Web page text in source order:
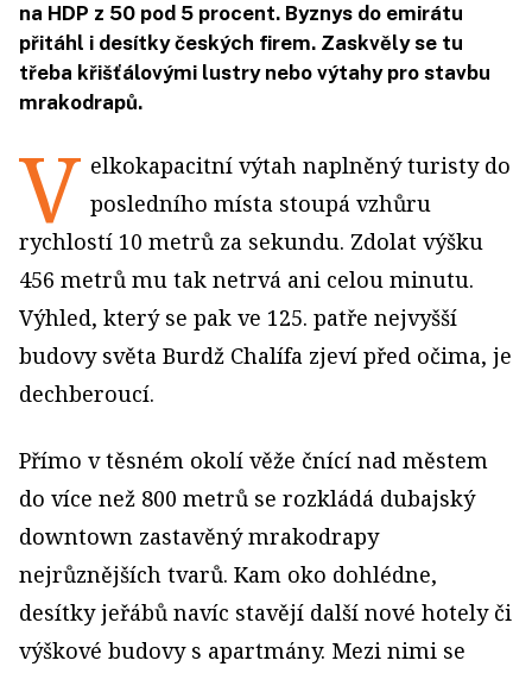
na HDP z 50 pod 5 procent. Byznys do emirátu
přitáhl i desítky českých firem. Zaskvěly se tu
třeba křišťálovými lustry nebo výtahy pro stavbu
mrakodrapů.
V elkokapacitní výtah naplněný turisty do
posledního místa stoupá vzhůru
rychlostí 10 metrů za sekundu. Zdolat výšku
456 metrů mu tak netrvá ani celou minutu.
Výhled, který se pak ve 125. patře nejvyšší
budovy světa Burdž Chalífa zjeví před očima, je
dechberoucí.
Přímo v těsném okolí věže čnící nad městem
do více než 800 metrů se rozkládá dubajský
downtown zastavěný mrakodrapy
nejrůznějších tvarů. Kam oko dohlédne,
desítky jeřábů navíc stavějí další nové hotely či
výškové budovy s apartmány. Mezi nimi se